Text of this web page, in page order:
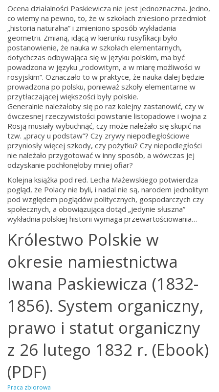
Ocena działalności Paskiewicza nie jest jednoznaczna. Jedno,
co wiemy na pewno, to, że w szkołach zniesiono przedmiot
„historia naturalna” i zmieniono sposób wykładania
geometrii. Zmianą, idącą w kierunku rusyfikacji było
postanowienie, że nauka w szkołach elementarnych,
dotychczas odbywająca się w języku polskim, ma być
powadzona w języku „rodowitym, a w miarę możliwości w
rosyjskim”. Oznaczało to w praktyce, że nauka dalej będzie
prowadzona po polsku, ponieważ szkoły elementarne w
przytłaczającej większości były polskie.
Generalnie należałoby się po raz kolejny zastanowić, czy w
ówczesnej rzeczywistości powstanie listopadowe i wojna z
Rosją musiały wybuchnąć, czy może należało się skupić na
tzw. „pracy u podstaw”? Czy zrywy niepodległościowe
przyniosły więcej szkody, czy pożytku? Czy niepodległości
nie należało przygotować w inny sposób, a wówczas jej
odzyskanie pochłonęłoby mniej ofiar?
Kolejna książka pod red. Lecha Mażewskiego potwierdza
pogląd, że Polacy nie byli, i nadal nie są, narodem jednolitym
pod względem poglądów politycznych, gospodarczych czy
społecznych, a obowiązująca dotąd „jedynie słuszna”
wykładnia polskiej historii wymaga przewartościowania…
Królestwo Polskie w
okresie namiestnictwa
Iwana Paskiewicza (1832-
1856). System organiczny,
prawo i statut organiczny
z 26 lutego 1832 r. (Ebook)
(PDF)
Praca zbiorowa